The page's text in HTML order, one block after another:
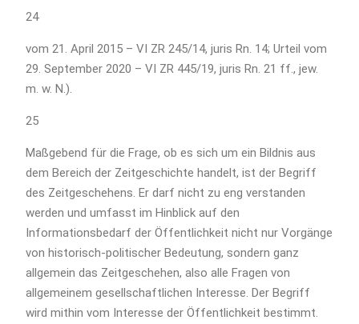
24
vom 21. April 2015 – VI ZR 245/14, juris Rn. 14; Urteil vom
29. September 2020 – VI ZR 445/19, juris Rn. 21 ff., jew.
m. w. N.).
25
Maßgebend für die Frage, ob es sich um ein Bildnis aus
dem Bereich der Zeitgeschichte handelt, ist der Begriff
des Zeitgeschehens. Er darf nicht zu eng verstanden
werden und umfasst im Hinblick auf den
Informationsbedarf der Öffentlichkeit nicht nur Vorgänge
von historisch-politischer Bedeutung, sondern ganz
allgemein das Zeitgeschehen, also alle Fragen von
allgemeinem gesellschaftlichen Interesse. Der Begriff
wird mithin vom Interesse der Öffentlichkeit bestimmt.